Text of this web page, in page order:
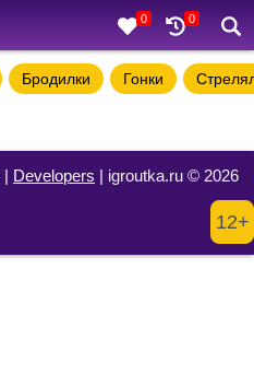
0 0
Бродилки Гонки
| Developers | igroutka.ru © 2026
12+